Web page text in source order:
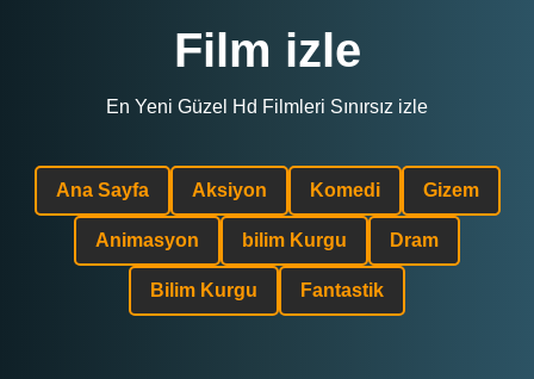
Film izle
En Yeni Güzel Hd Filmleri Sınırsız izle
Ana Sayfa Aksiyon Komedi Gizem
Animasyon bilim Kurgu Dram
Bilim Kurgu Fantastik